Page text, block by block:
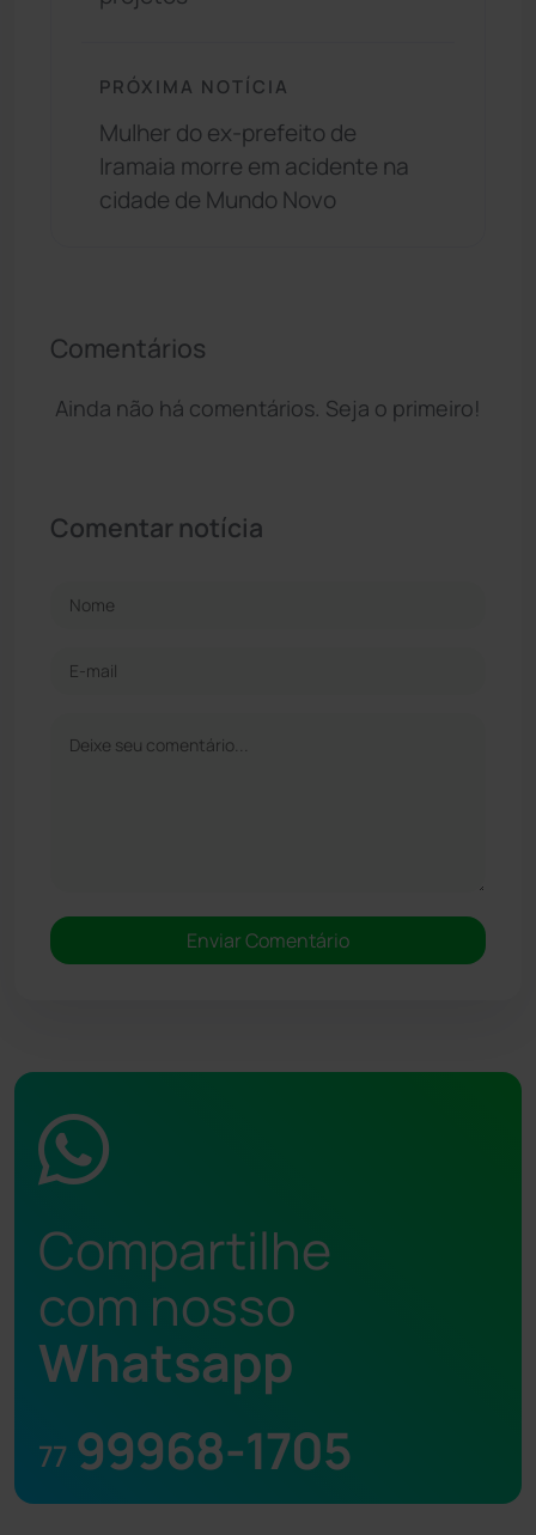
PRÓXIMA NOTÍCIA
Mulher do ex-prefeito de
Iramaia morre em acidente na
cidade de Mundo Novo
Comentários
Ainda não há comentários. Seja o primeiro!
Comentar notícia
Compartilhe
com nosso
Whatsapp
77 99968-1705